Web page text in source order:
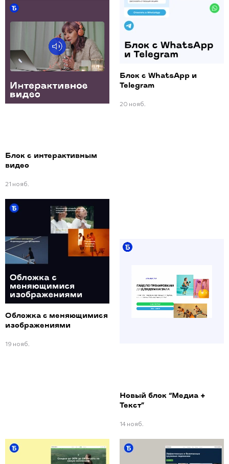
Блок с интерактивным
видео
21 нояб.
Блок с WhatsApp и
Telegram
20 нояб.
Обложка c меняющимися
изображениями
19 нояб.
Новый блок “Медиа +
Текст”
14 нояб.